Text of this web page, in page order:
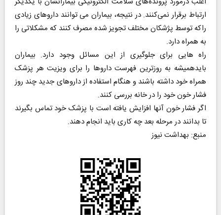
ارتباط برقرار نمی‌کنند. در نتیجه، بیماران می توانند داروهای زیادی
راکه توسط پژشکان مختلف تجویز شده مصرف کنند که مشکلاتی را
به همراه دارد.
راه هایی برای جلوگیری از این مسائل وجود دارد. بیماران
بایدهمیشه به روزترین فهرست داروها را برای ویزیت هر پزشک
همراه خود داشته باشند و هنگام استفاده از داروهای جدید چند روز
فشار خون خود را در خانه بررسی کنند.
اگر فشار خون آنها افزایش یافته است با پزشک خود تماس بگیرند
تا بدانند در مرحله بعد چه کاری باید انجام دهند.
منبع: بهداشت نیوز